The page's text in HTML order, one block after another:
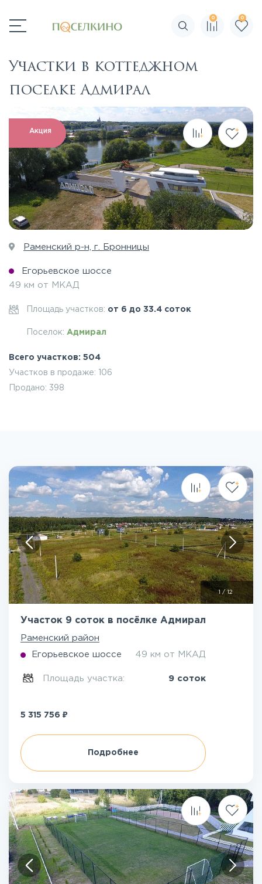
Поиск по сайту
0 0
Участки в коттеджном
поселке Адмирал
Раменский р-н, г. Бронницы
Егорьевское шоссе
49 км от МКАД
Площадь участков: от 6 до 33.4 соток
Поселок: Адмирал
Всего участков: 504
Участков в продаже: 106
Продано: 398
Акция
1 / 12
Участок 9 соток в посёлке Адмирал
Раменский район
Егорьевское шоссе 49 км от МКАД
Площадь участка: 9 соток
5 315 756 ₽
Подробнее